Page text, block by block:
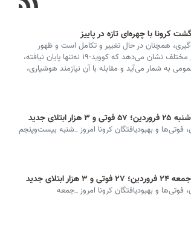
کرونا با چهره‌ای تازه در پاییز
همچنان در حال تغییر و تکامل است و ظهور
سویه‌های جدید و گسترش آن‌ها در جوامع مختلف نشان می‌دهد که کووید-۱۹ نه‌تنها پایان نیافته،
به شمار می‌آید و مقابله با آن نیازمند هوشیاری،
جدید
فوتی‌ها و بهبودیافتگان کرونا امروز _شنبه بیست‌وپنجم
جدید
فوتی‌ها و بهبودیافتگان کرونا امروز _جمعه